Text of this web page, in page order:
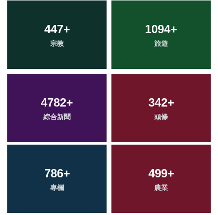
447+
宗教
1094+
旅遊
4782+
綜合新聞
342+
頭條
786+
專欄
499+
農業